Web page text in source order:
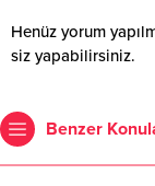
Henüz yorum
siz yapabilirsiniz.
Benzer